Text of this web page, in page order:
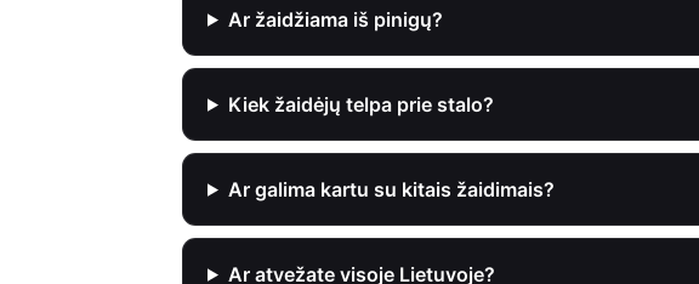
Ar žaidžiama iš pinigų?
Kiek žaidėjų telpa prie stalo?
Ar galima kartu su kitais žaidimais?
Ar atvežate visoje Lietuvoje?